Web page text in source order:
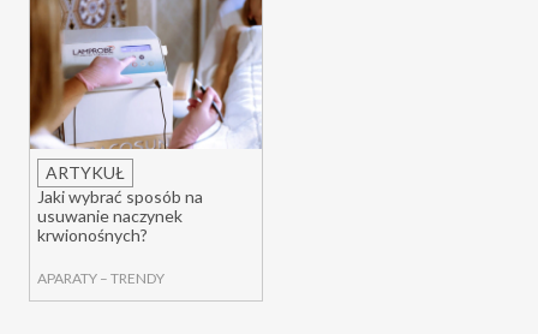
ARTYKUŁ
Jaki wybrać sposób na
usuwanie naczynek
krwionośnych?
APARATY – TRENDY